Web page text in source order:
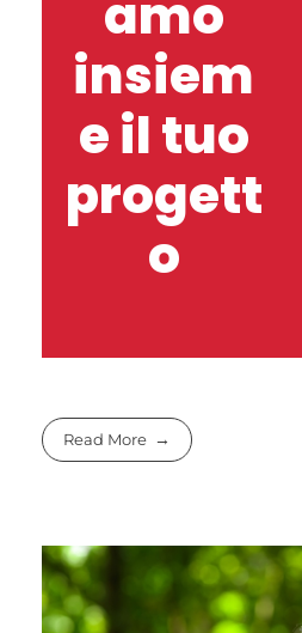
amo
insiem
e il tuo
progett
o
Read More